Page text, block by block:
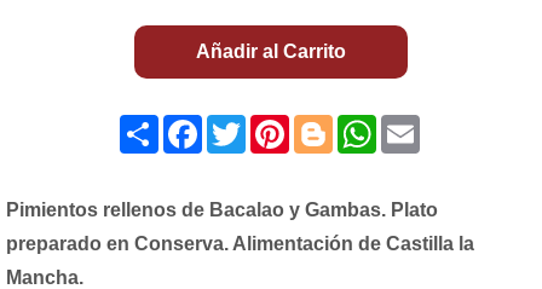
Añadir al Carrito
ShareFacebook
TwitterPinterest
BloggerWhatsApp
Pimientos rellenos de Bacalao y Gambas. Plato
preparado en Conserva. Alimentación de Castilla la
Mancha.